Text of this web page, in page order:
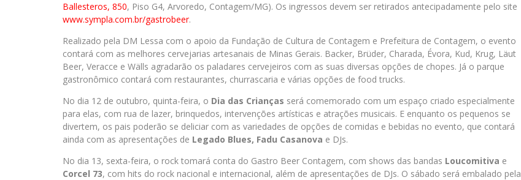
Ballesteros, 850, Piso G4, Arvoredo, Contagem/MG). Os ingressos devem ser retirados antecipadamente pelo site
www.sympla.com.br/gastrobeer.
Realizado pela DM Lessa com o apoio da Fundação de Cultura de Contagem e Prefeitura de Contagem, o evento
contará com as melhores cervejarias artesanais de Minas Gerais. Backer, Brüder, Charada, Évora, Kud, Krug, Läut
Beer, Veracce e Wälls agradarão os paladares cervejeiros com as suas diversas opções de chopes. Já o parque
gastronômico contará com restaurantes, churrascaria e várias opções de food trucks.
No dia 12 de outubro, quinta-feira, o Dia das Crianças será comemorado com um espaço criado especialmente
para elas, com rua de lazer, brinquedos, intervenções artísticas e atrações musicais. E enquanto os pequenos se
divertem, os pais poderão se deliciar com as variedades de opções de comidas e bebidas no evento, que contará
ainda com as apresentações de Legado Blues, Fadu Casanova e DJs.
No dia 13, sexta-feira, o rock tomará conta do Gastro Beer Contagem, com shows das bandas Loucomitiva e
Corcel 73, com hits do rock nacional e internacional, além de apresentações de DJs. O sábado será embalado pela